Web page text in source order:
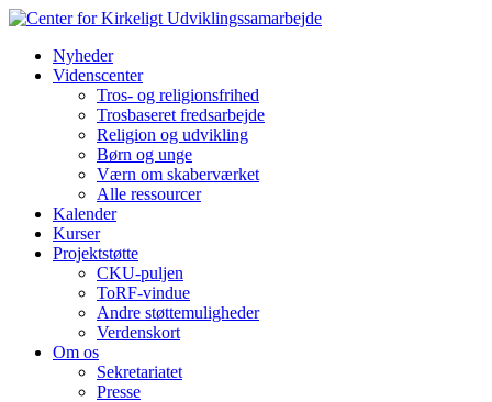
Nyheder
Videnscenter
Tros- og religionsfrihed
Trosbaseret fredsarbejde
Religion og udvikling
Børn og unge
Værn om skaberværket
Alle ressourcer
Kalender
Kurser
Projektstøtte
CKU-puljen
ToRF-vindue
Andre støttemuligheder
Verdenskort
Om os
Sekretariatet
Presse